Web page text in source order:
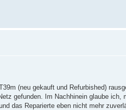
(neu gekauft und Refurbished)
gefunden. Im Nachhinein glaube ich,
das Reparierte eben nicht mehr